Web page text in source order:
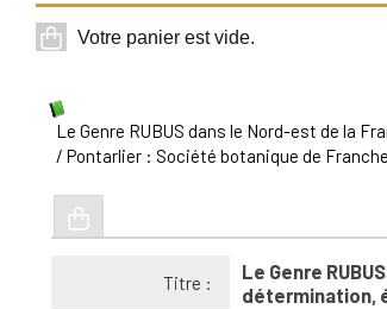
Le Genre RUBUS dans le Nord-est de la
/ Pontarlier : Société botanique de
Titre :
Le Genre
détermination,